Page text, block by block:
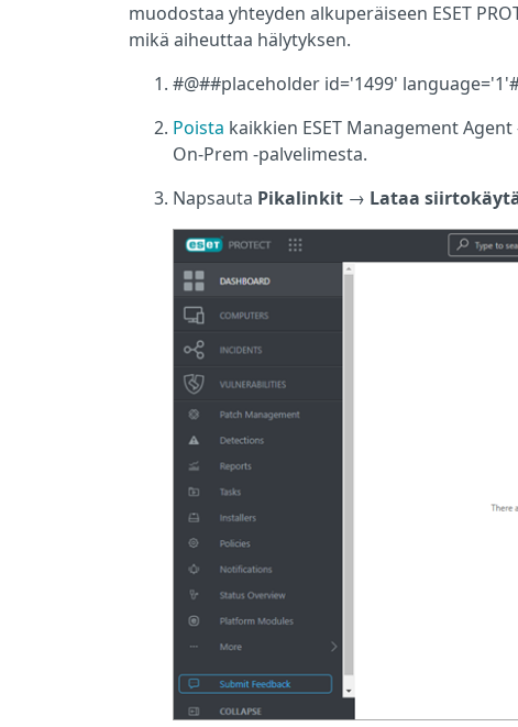
muodostaa yhteyden alkuperäiseen ESET
mikä aiheuttaa hälytyksen.
#@##placeholder id='1499'
Poista kaikkien ESET Management
On-Prem -palvelimesta.
Napsauta Pikalinkit → Lataa